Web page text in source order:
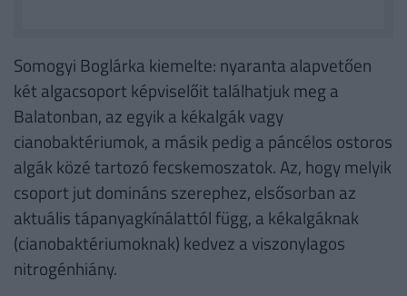
Somogyi Boglárka kiemelte: nyaranta alapvetően
két algacsoport képviselőit találhatjuk meg a
Balatonban, az egyik a kékalgák vagy
cianobaktériumok, a másik pedig a páncélos ostoros
algák közé tartozó fecskemoszatok. Az, hogy melyik
csoport jut domináns szerephez, elsősorban az
aktuális tápanyagkínálattól függ, a kékalgáknak
(cianobaktériumoknak) kedvez a viszonylagos
nitrogénhiány.